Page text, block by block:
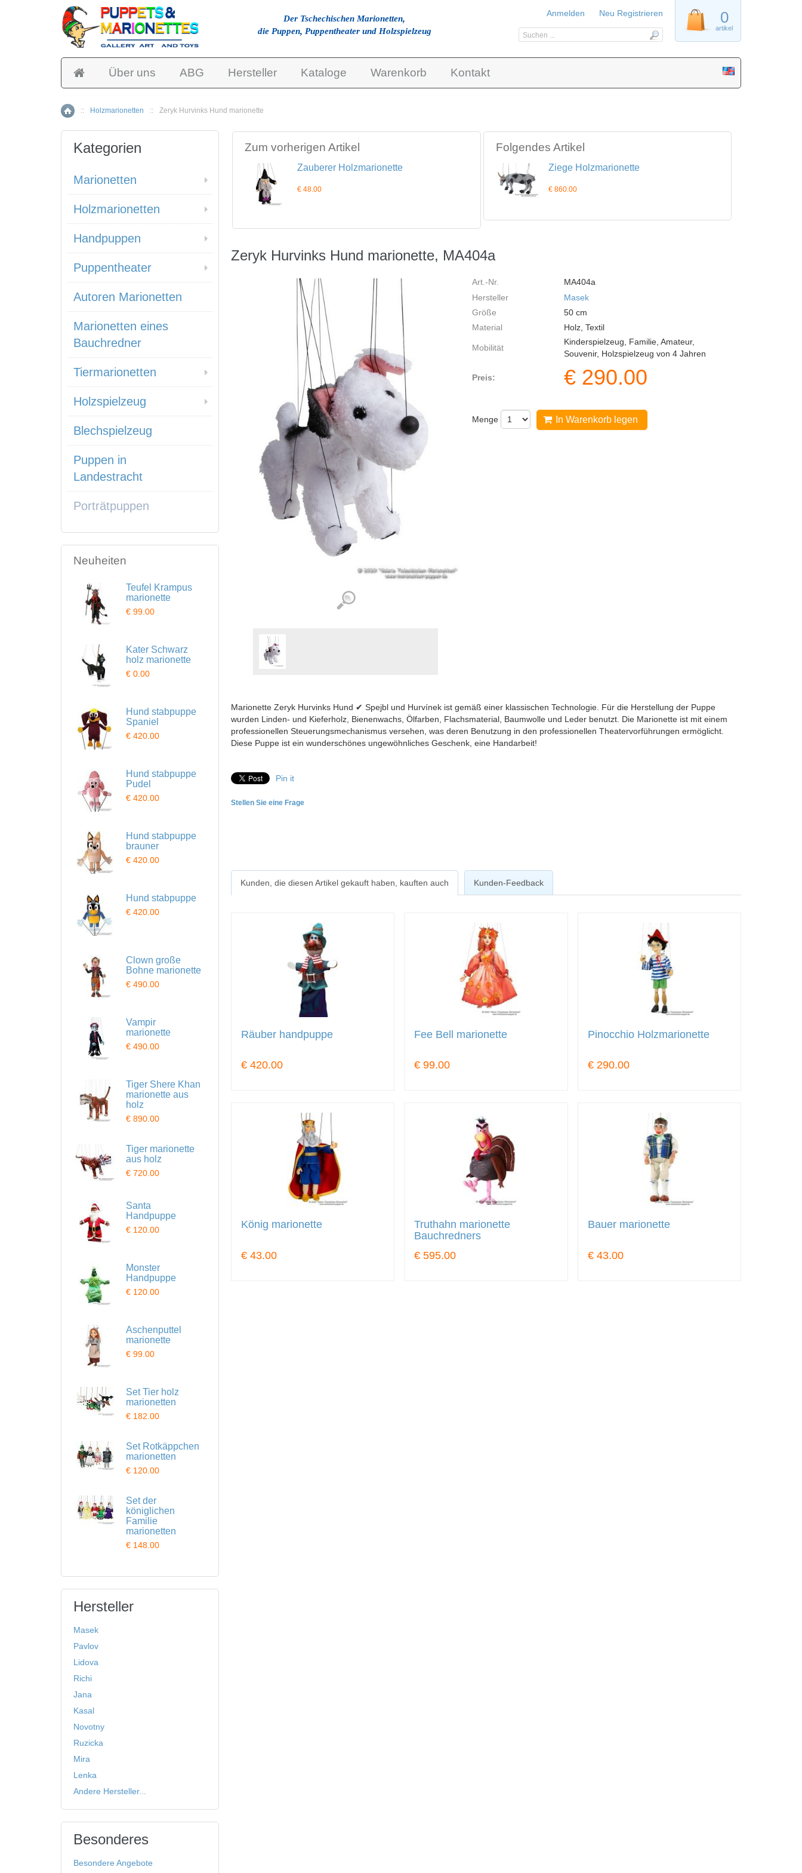
Über uns ABG Hersteller Kataloge Warenkorb Kontakt
Home
:: Holzmarionetten :: Zeryk Hurvinks Hund marionette
Zum vorherigen Artikel
Zauberer Holzmarionette
€ 48.00
Folgendes Artikel
Ziege Holzmarionette
€ 860.00
Zeryk Hurvinks Hund marionette, MA404a
Art.-Nr.
MA404a
Hersteller
Masek
Größe
50 cm
Material
Holz, Textil
Mobilität
Kinderspielzeug, Familie, Amateur,
Souvenir, Holzspielzeug von 4 Jahren
Preis: € 290.00
Menge In Warenkorb legen
Marionette Zeryk Hurvinks Hund ✔ Spejbl und Hurvínek ist gemäß einer klassischen Technologie. Für die Herstellung der Puppe
wurden Linden- und Kieferholz, Bienenwachs, Ölfarben, Flachsmaterial, Baumwolle und Leder benutzt. Die Marionette ist mit einem
professionellen Steuerungsmechanismus versehen, was deren Benutzung in den professionellen Theatervorführungen ermöglicht.
Diese Puppe ist ein wunderschönes ungewöhnliches Geschenk, eine Handarbeit!
Pin it
Stellen Sie eine Frage
Kunden, die diesen Artikel gekauft haben, kauften auch Kunden-Feedback
Räuber handpuppe
€ 420.00
Fee Bell marionette
€ 99.00
Pinocchio Holzmarionette
€ 290.00
König marionette
€ 43.00
Truthahn marionette
Bauchredners
€ 595.00
Bauer marionette
€ 43.00
Kategorien
Marionetten
Holzmarionetten
Handpuppen
Puppentheater
Autoren Marionetten
Marionetten eines
Bauchredner
Tiermarionetten
Holzspielzeug
Blechspielzeug
Puppen in
Landestracht
Porträtpuppen
Neuheiten
Teufel Krampus
marionette
€ 99.00
Kater Schwarz
holz marionette
€ 0.00
Hund stabpuppe
Spaniel
€ 420.00
Hund stabpuppe
Pudel
€ 420.00
Hund stabpuppe
brauner
€ 420.00
Hund stabpuppe
€ 420.00
Clown große
Bohne marionette
€ 490.00
Vampir
marionette
€ 490.00
Tiger Shere Khan
marionette aus
holz
€ 890.00
Tiger marionette
aus holz
€ 720.00
Santa
Handpuppe
€ 120.00
Monster
Handpuppe
€ 120.00
Aschenputtel
marionette
€ 99.00
Set Tier holz
marionetten
€ 182.00
Set Rotkäppchen
marionetten
€ 120.00
Set der
königlichen
Familie
marionetten
€ 148.00
Hersteller
Masek
Pavlov
Lidova
Richi
Jana
Kasal
Novotny
Ruzicka
Mira
Lenka
Andere Hersteller...
Besonderes
Besondere Angebote
Der Tschechischen Marionetten,
die Puppen, Puppentheater und Holzspielzeug
0
artikel
Anmelden Neu Registrieren